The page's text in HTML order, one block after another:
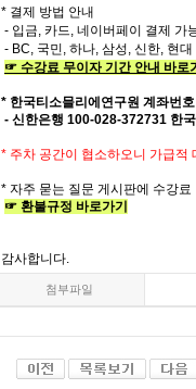
* 결제 방법 안내
- 입금, 카드, 네이버페이 결제 가
- BC, 국민, 하나, 삼성, 신한, 현
☞ 수강료 무이자 기간 안내 바로
* 한국티소믈리에연구원 계좌번호
- 신한은행 100-028-372731 한
* 주차 공간이 협소하오니 가급
* 자주 묻는 질문 게시판에 수강료
☞ 환불규정 바로가기
감사합니다.
첨부파일